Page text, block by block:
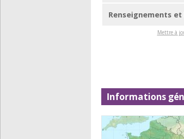
Renseignements
Mettre à
Informations